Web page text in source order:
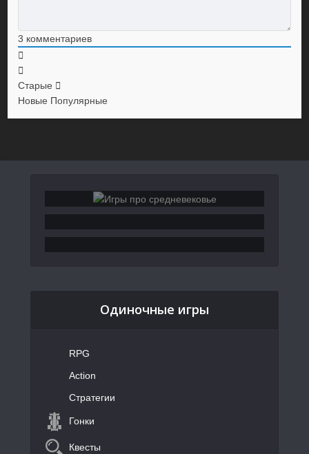
3 комментариев
Старые
Новые Популярные
Одиночные игры
RPG
Action
Стратегии
Гонки
Квесты